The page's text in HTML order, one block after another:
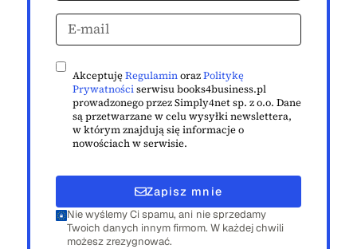
AkceptujęRegulaminorazPolitykę
Prywatnościserwisu books4business.pl
prowadzonego przez Simply4net sp. z o.o. Dane
są przetwarzane w celu wysyłki newslettera,
w którym znajdują się informacje o
nowościach w serwisie.
Zapisz mnie
Nie wyślemy Ci spamu, ani nie sprzedamy
Twoich danych innym firmom. W każdej chwili
możesz zrezygnować.